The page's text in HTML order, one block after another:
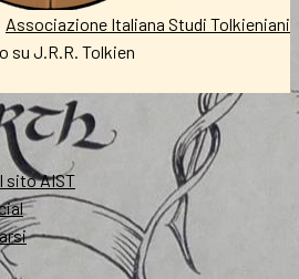
Associazione Italiana Studi Tolkieniani
su J.R.R. Tolkien
sito AIST